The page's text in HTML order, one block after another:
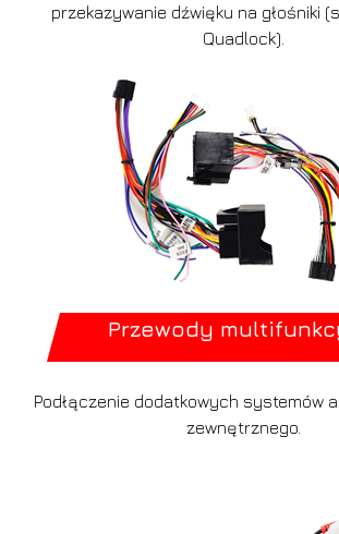
przekazywanie dźwięku na głośniki
Quadlock).
Przewody
Podłączenie dodatkowych systemów
zewnętrznego.